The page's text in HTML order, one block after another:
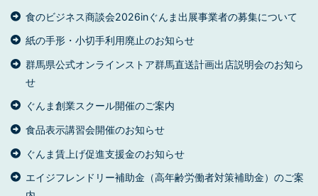
食のビジネス商談会2026inぐんま出展事業者の募集について
紙の手形・小切手利用廃止のお知らせ
群馬県公式オンラインストア群馬直送計画出店説明会のお知ら
せ
ぐんま創業スクール開催のご案内
食品表示講習会開催のお知らせ
ぐんま賃上げ促進支援金のお知らせ
エイジフレンドリー補助金（高年齢労働者対策補助金）のご案